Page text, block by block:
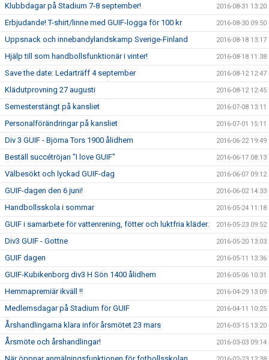
Klubbdagar på Stadium 7-8 september! 2016-08-31 13:20
Erbjudande! T-shirt/linne med GUIF-logga för 100 kr 2016-08-30 09:50
Uppsnack och innebandylandskamp Sverige-Finland 2016-08-18 13:17
Hjälp till som handbollsfunktionär i vinter! 2016-08-18 11:38
Save the date: Ledarträff 4 september 2016-08-12 12:47
Klädutprovning 27 augusti 2016-08-12 12:45
Semesterstängt på kansliet 2016-07-08 13:11
Personalförändringar på kansliet 2016-07-01 15:11
Div 3 GUIF - Björna Tors 1900 ålidhem 2016-06-22 19:49
Beställ succétröjan "I love GUIF" 2016-06-17 08:13
Välbesökt och lyckad GUIF-dag 2016-06-07 09:12
GUIF-dagen den 6 juni! 2016-06-02 14:33
Handbollsskola i sommar 2016-05-24 11:18
GUIF i samarbete för vattenrening, fötter och luktfria kläder. 2016-05-23 09:52
Div3 GUIF - Gottne 2016-05-20 13:03
GUIF dagen 2016-05-11 13:36
GUIF-Kubikenborg div3 H Sön 1400 ålidhem 2016-05-06 10:31
Hemmapremiär ikväll !! 2016-04-29 13:09
Medlemsdagar på Stadium för GUIF 2016-04-11 10:25
Årshandlingarna klara inför årsmötet 23 mars 2016-03-15 13:20
Årsmöte och årshandlingar! 2016-03-03 09:14
När öppnar anmälningsfunktionen för fotbollsskolan